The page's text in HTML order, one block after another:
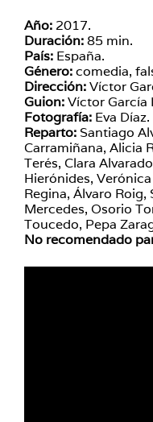
Año: 2017.
Duración:85 min.
País: España.
Género:comedia,
Dirección:Víctor
Guion:Víctor García
Fotografía: Eva Díaz.
Reparto: Santiago
Carramiñana, Alicia
Terés, Clara
Hierónides,
Regina, Álvaro Roig,
Mercedes, Osorio
Toucedo, Pepa
No recomendado